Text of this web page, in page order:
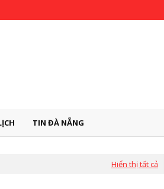
TIN ĐÀ NẴNG
Hiển thị tất cả